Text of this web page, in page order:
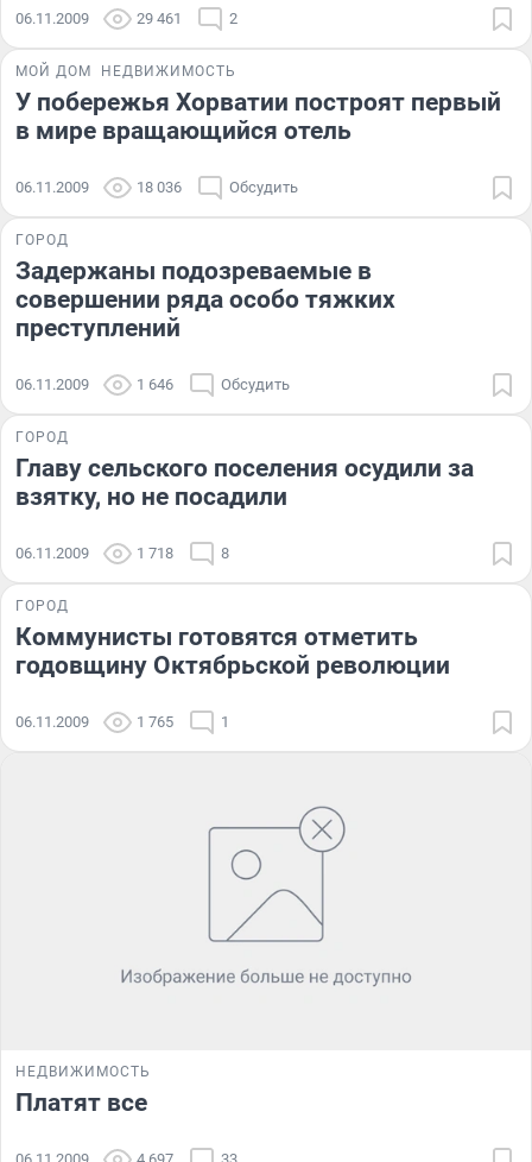
06.11.2009 29 461 2
МОЙ ДОМ НЕДВИЖИМОСТЬ
У побережья Хорватии построят первый
в мире вращающийся отель
06.11.2009 18 036 Обсудить
ГОРОД
Задержаны подозреваемые в
совершении ряда особо тяжких
преступлений
06.11.2009 1 646 Обсудить
ГОРОД
Главу сельского поселения осудили за
взятку, но не посадили
06.11.2009 1 718 8
ГОРОД
Коммунисты готовятся отметить
годовщину Октябрьской революции
06.11.2009 1 765 1
НЕДВИЖИМОСТЬ
Платят все